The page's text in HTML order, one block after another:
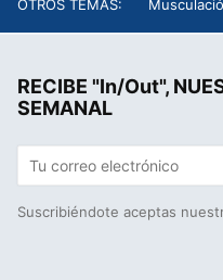
OTROS TEMAS:
RECIBE "In/Out",
SEMANAL
Suscribiéndote aceptas